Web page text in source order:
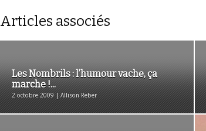
Articles associés
Les Nombrils : l’humour vache, ça
marche !...
2 octobre 2009 | Allison Reber